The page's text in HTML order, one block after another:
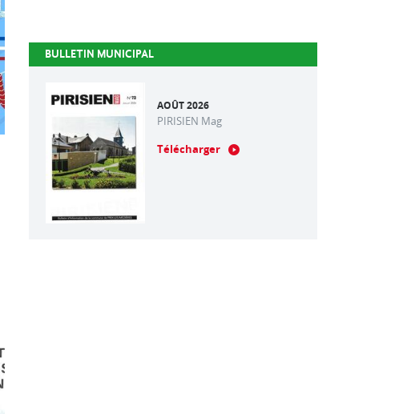
BULLETIN MUNICIPAL
AOÛT 2026
PIRISIEN Mag
Télécharger